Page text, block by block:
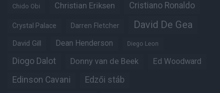
Chido Obi Christian Eriksen Cristiano Ronaldo
Crystal Palace Darren Fletcher David De Gea
David Gill Dean Henderson Diego Leon
Diogo Dalot Donny van de Beek Ed Woodward
Edinson Cavani Edzői stáb